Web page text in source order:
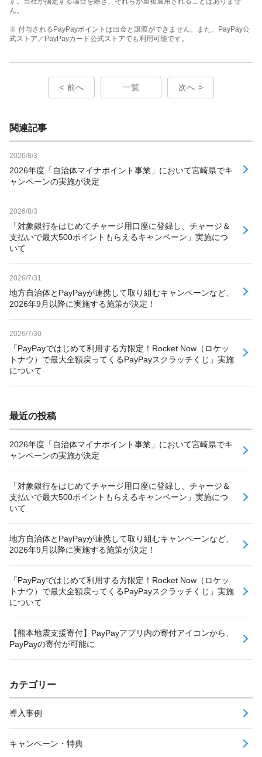
ん。
※ 付与されるPayPayポイントは出金と譲渡ができません。また、PayPay公
式ストア／PayPayカード公式ストアでも利用可能です。
前へ 一覧 次へ
関連記事
2026/8/3
2026年度「自治体マイナポイント事業」において宮崎県でキ
ャンペーンの実施が決定
2026/8/3
「対象銀行をはじめてチャージ用口座に登録し、チャージ＆
支払いで最大500ポイントもらえるキャンペーン」実施につ
いて
2026/7/31
地方自治体とPayPayが連携して取り組むキャンペーンなど、
2026年9月以降に実施する施策が決定！
2026/7/30
「PayPayではじめて利用する方限定！Rocket Now（ロケッ
トナウ）で最大全額戻ってくるPayPayスクラッチくじ」実施
について
最近の投稿
2026年度「自治体マイナポイント事業」において宮崎県でキ
ャンペーンの実施が決定
「対象銀行をはじめてチャージ用口座に登録し、チャージ＆
支払いで最大500ポイントもらえるキャンペーン」実施につ
いて
地方自治体とPayPayが連携して取り組むキャンペーンなど、
2026年9月以降に実施する施策が決定！
「PayPayではじめて利用する方限定！Rocket Now（ロケッ
トナウ）で最大全額戻ってくるPayPayスクラッチくじ」実施
について
【熊本地震支援寄付】PayPayアプリ内の寄付アイコンから、
PayPayの寄付が可能に
カテゴリー
導入事例
キャンペーン・特典